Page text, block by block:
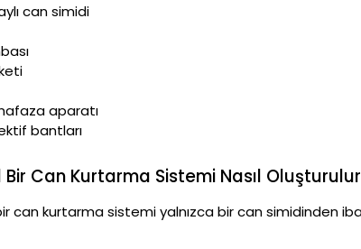
can simidi
aparatı
bantları
Can Kurtarma Sistemi Nasıl
can kurtarma sistemi yalnızca bir can simidinden